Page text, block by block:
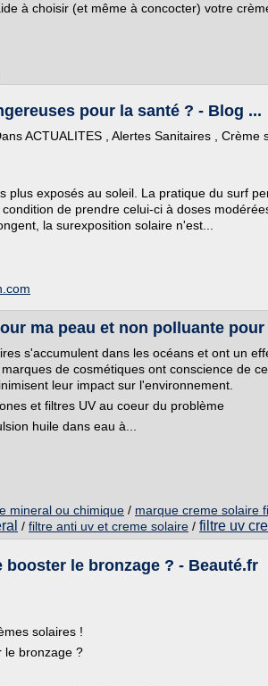
à choisir (et même à concocter) votre
pour la santé ? - Blog ...
ACTUALITES , Alertes Sanitaires , Crème
plus exposés au soleil. La pratique du surf
de prendre celui-ci à doses
la surexposition solaire n'est...
ma peau et non polluante pour
s'accumulent dans les océans et ont un
de cosmétiques ont conscience de
leur impact sur l'environnement.
et filtres UV au coeur du problème
huile dans eau à...
mineral ou chimique / marque creme solaire
/ filtre anti uv et creme solaire / filtre uv
booster le bronzage ? - Beauté.fr
solaires !
le bronzage ?